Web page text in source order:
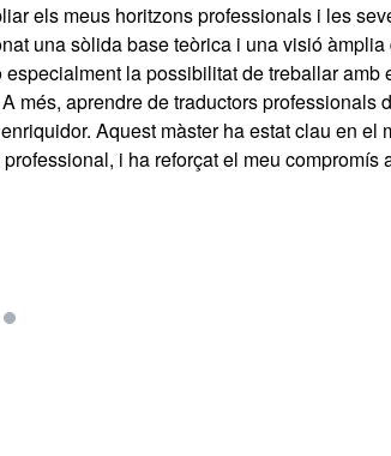
els meus horitzons professionals i les
una sòlida base teòrica i una visió àmplia
la possibilitat de treballar amb
més, aprendre de traductors professionals
Aquest màster ha estat clau en el
i ha reforçat el meu compromís